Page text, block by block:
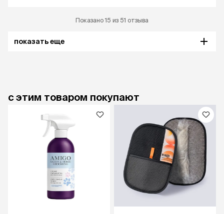
Показано 15 из 51 отзыва
показать еще
с этим товаром покупают